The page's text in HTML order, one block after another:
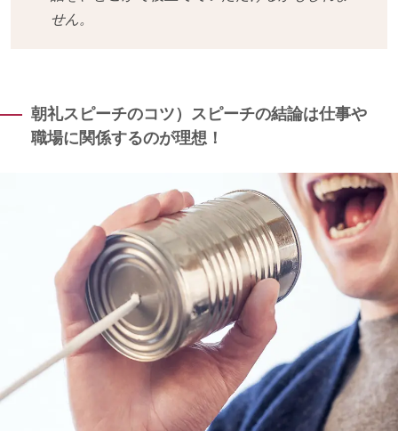
せん。
朝礼スピーチのコツ）スピーチの結論は仕事や
職場に関係するのが理想！